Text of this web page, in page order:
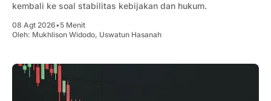
kembali ke soal stabilitas kebijakan dan hukum.
08 Agt 2026•5 Menit
Oleh: Mukhlison Widodo, Uswatun Hasanah